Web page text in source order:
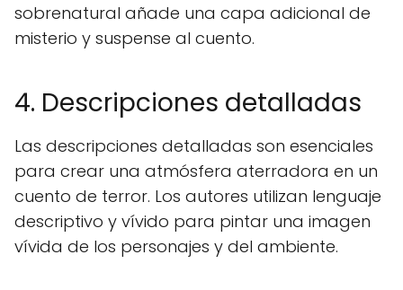
sobrenatural añade una capa adicional de
misterio y suspense al cuento.
4. Descripciones detalladas
Las descripciones detalladas son esenciales
para crear una atmósfera aterradora en un
cuento de terror. Los autores utilizan lenguaje
descriptivo y vívido para pintar una imagen
vívida de los personajes y del ambiente.